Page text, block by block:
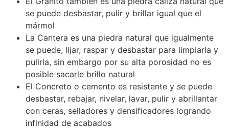
se puede desbastar, pulir y brillar igual que el
mármol
La Cantera es una piedra natural que igualmente
se puede, lijar, raspar y desbastar para limpiarla y
pulirla, sin embargo por su alta porosidad no es
posible sacarle brillo natural
El Concreto o cemento es resistente y se puede
desbastar, rebajar, nivelar, lavar, pulir y abrillantar
con ceras, selladores y densificadores logrando
infinidad de acabados